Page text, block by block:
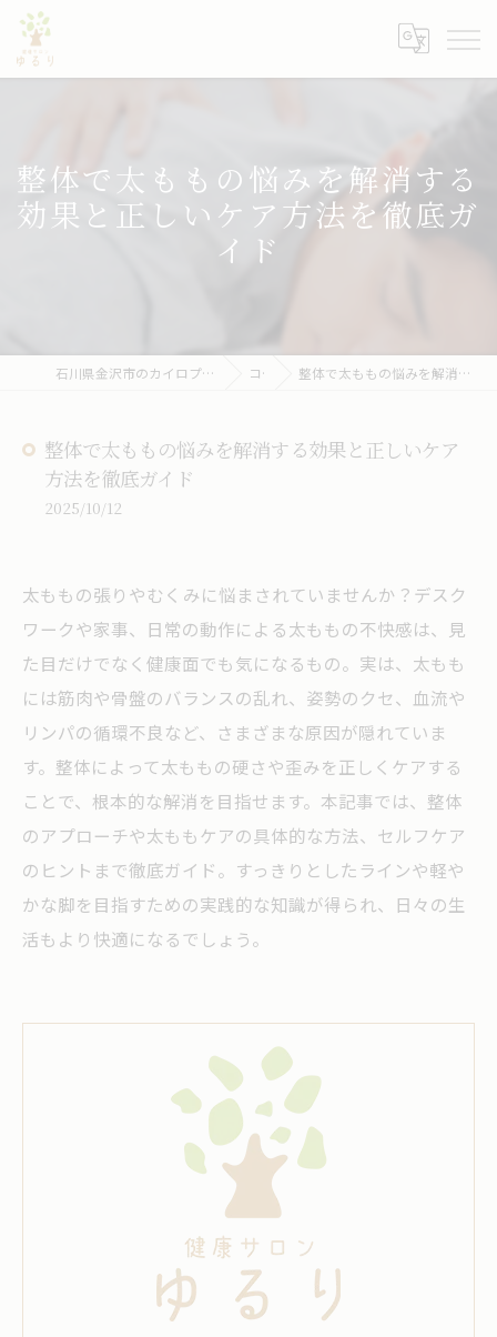
整体で太ももの悩みを解消する
効果と正しいケア方法を徹底ガ
イド
石川県金沢市のカイロプラクティックなら健康サロン ゆるり コラム 整体で太ももの悩みを解消する効果と正しいケア方法を徹底ガイド
整体で太ももの悩みを解消する効果と正しいケア
方法を徹底ガイド
2025/10/12
太ももの張りやむくみに悩まされていませんか？デスク
ワークや家事、日常の動作による太ももの不快感は、見
た目だけでなく健康面でも気になるもの。実は、太もも
には筋肉や骨盤のバランスの乱れ、姿勢のクセ、血流や
リンパの循環不良など、さまざまな原因が隠れていま
す。整体によって太ももの硬さや歪みを正しくケアする
ことで、根本的な解消を目指せます。本記事では、整体
のアプローチや太ももケアの具体的な方法、セルフケア
のヒントまで徹底ガイド。すっきりとしたラインや軽や
かな脚を目指すための実践的な知識が得られ、日々の生
活もより快適になるでしょう。